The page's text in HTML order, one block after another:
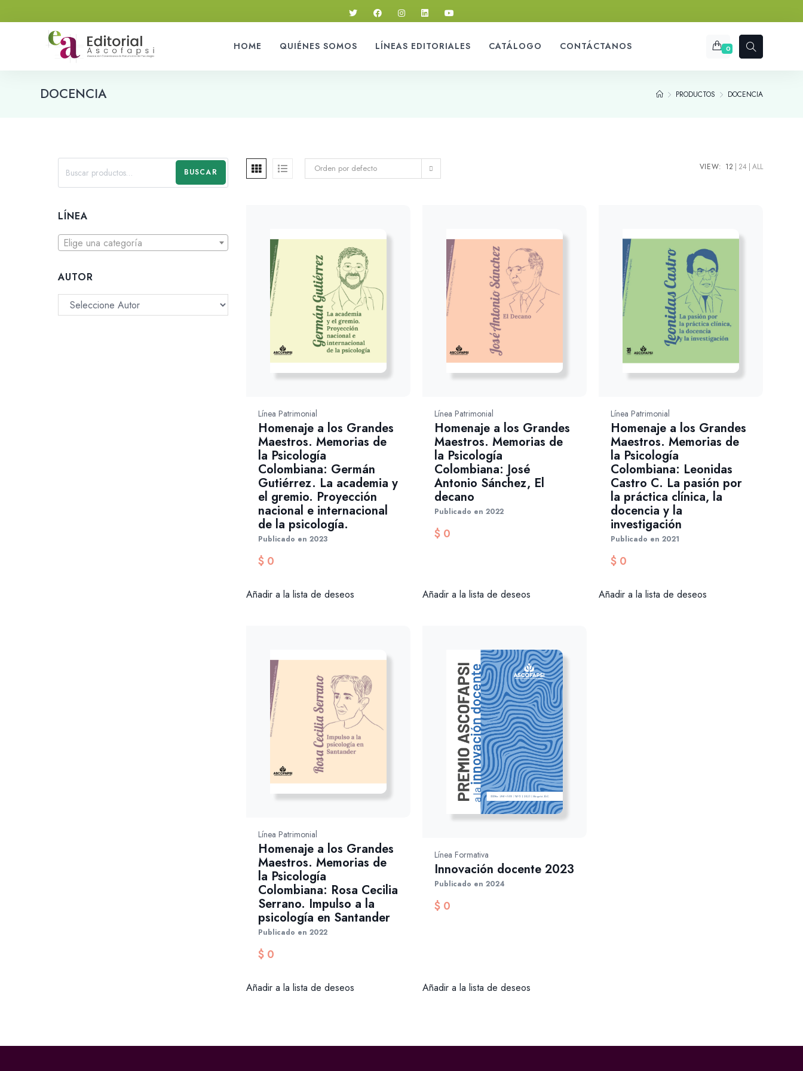
HOME QUIÉNES SOMOS LÍNEAS EDITORIALES CATÁLOGO CONTÁCTANOS 0
DOCENCIA PRODUCTOS DOCENCIA
Orden por defecto VIEW: 12 24 ALL
Línea Patrimonial
Homenaje a los Grandes
Maestros. Memorias de
la Psicología
Colombiana: Germán
Gutiérrez. La academia y
el gremio. Proyección
nacional e internacional
de la psicología.
Publicado en 2023
$0
Añadir a la lista de deseos
Línea Patrimonial
Homenaje a los Grandes
Maestros. Memorias de
la Psicología
Colombiana: José
Antonio Sánchez, El
decano
Publicado en 2022
$0
Añadir a la lista de deseos
Línea Patrimonial
Homenaje a los Grandes
Maestros. Memorias de
la Psicología
Colombiana: Leonidas
Castro C. La pasión por
la práctica clínica, la
docencia y la
investigación
Publicado en 2021
$0
Añadir a la lista de deseos
Línea Patrimonial
Homenaje a los Grandes
Maestros. Memorias de
la Psicología
Colombiana: Rosa Cecilia
Serrano. Impulso a la
psicología en Santander
Publicado en 2022
$0
Añadir a la lista de deseos
Línea Formativa
Innovación docente 2023
Publicado en 2024
$0
Añadir a la lista de deseos
BUSCAR
LÍNEA
Elige una categoría
AUTOR